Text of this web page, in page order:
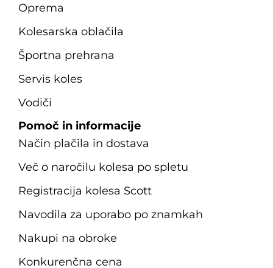
Oprema
Kolesarska oblačila
Športna prehrana
Servis koles
Vodiči
Pomoč in informacije
Način plačila in dostava
Več o naročilu kolesa po spletu
Registracija kolesa Scott
Navodila za uporabo po znamkah
Nakupi na obroke
Konkurenčna cena